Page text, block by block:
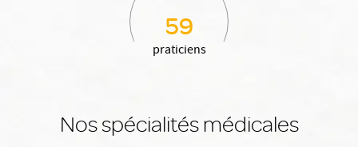
59
praticiens
Nos spécialités médicales